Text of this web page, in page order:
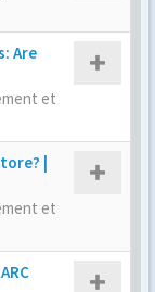
Are
et
|
et